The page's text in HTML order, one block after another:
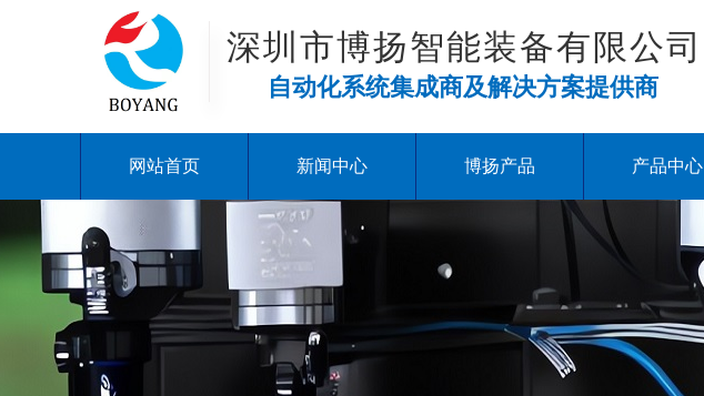
深圳市博扬智能装备有限公司
自动化系统集成商及解决方案提供商
网站首页 新闻中心 博扬产品 产品中心